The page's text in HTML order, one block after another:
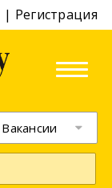
| Регистрация
Вакансии